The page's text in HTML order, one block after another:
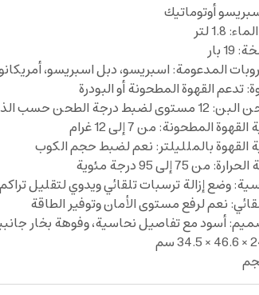
أوتوماتيك
لتر
بار
المدعومة: اسبريسو، دبل اسبريسو،
تدعم القهوة المطحونة أو البودرة
درجة الطحن حسب الذوق
المطحونة: من 7 إلى 12 غرام
القهوة بالملليلتر: نعم لضبط حجم الكوب
75 إلى 95 درجة مئوية
وضع إزالة ترسبات تلقائي ويدوي لتقليل
نعم لرفع مستوى الأمان وتوفير الطاقة
أسود مع تفاصيل نحاسية، وفوهة بخار